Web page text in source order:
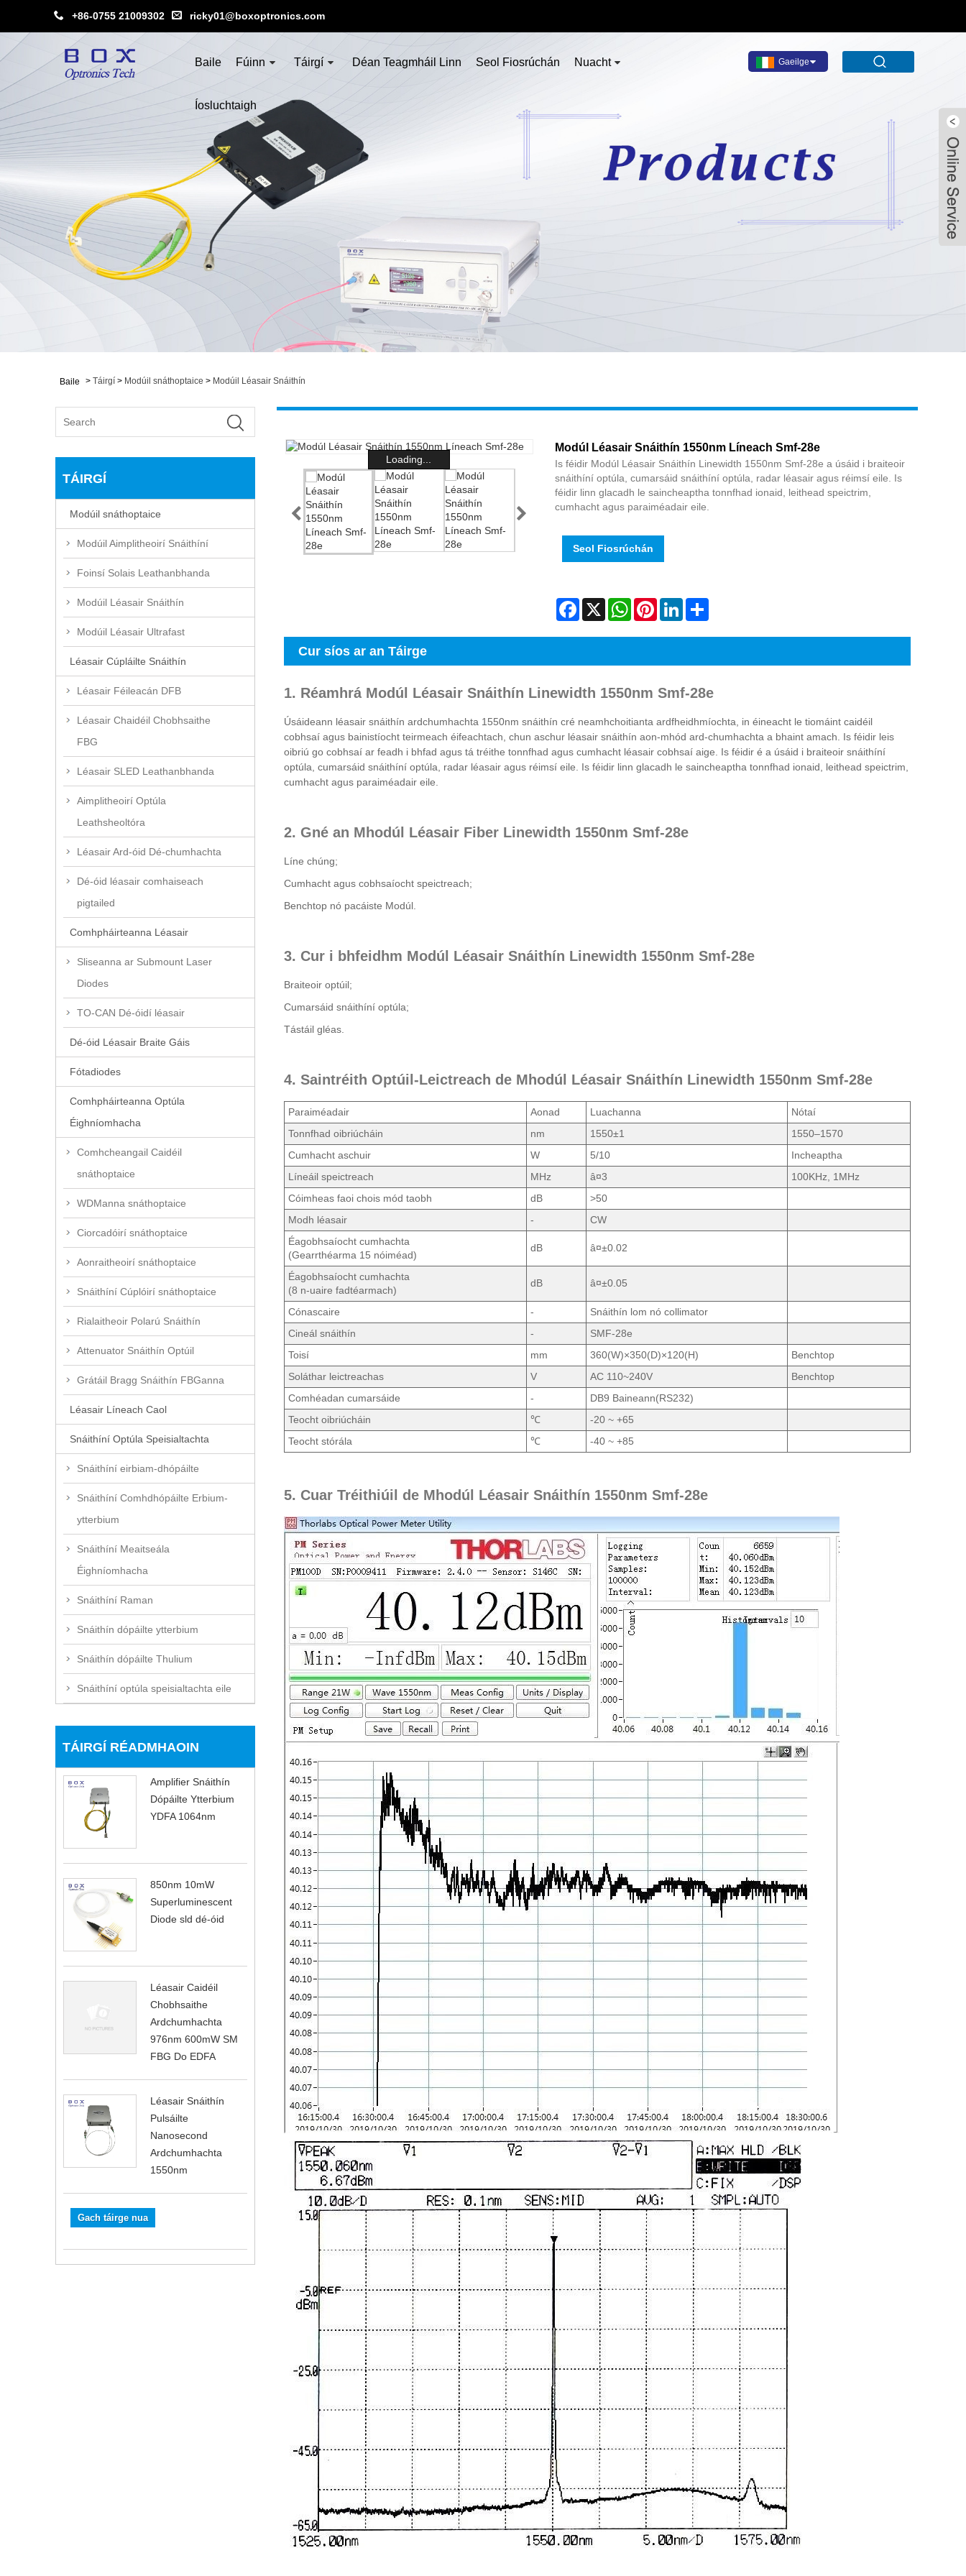
+86-0755 21009302 ricky01@boxoptronics.com
Gaeilge
Baile Fúinn Táirgí Déan Teagmháil Linn Seol Fiosrúchán Nuacht
Íosluchtaigh
Baile > Táirgí > Modúil snáthoptaice > Modúil Léasair Snáithín
TÁIRGÍ
Modúil snáthoptaice
Modúil Aimplitheoirí Snáithíní
Foinsí Solais Leathanbhanda
Modúil Léasair Snáithín
Modúil Léasair Ultrafast
Léasair Cúpláilte Snáithín
Léasair Féileacán DFB
Léasair Chaidéil Chobhsaithe
FBG
Léasair SLED Leathanbhanda
Aimplitheoirí Optúla
Leathsheoltóra
Léasair Ard-óid Dé-chumhachta
Dé-óid léasair comhaiseach
pigtailed
Comhpháirteanna Léasair
Sliseanna ar Submount Laser
Diodes
TO-CAN Dé-óidí léasair
Dé-óid Léasair Braite Gáis
Fótadiodes
Comhpháirteanna Optúla
Éighníomhacha
Comhcheangail Caidéil
snáthoptaice
WDManna snáthoptaice
Ciorcadóirí snáthoptaice
Aonraitheoirí snáthoptaice
Snáithíní Cúplóirí snáthoptaice
Rialaitheoir Polarú Snáithín
Attenuator Snáithín Optúil
Grátáil Bragg Snáithín FBGanna
Léasair Líneach Caol
Snáithíní Optúla Speisialtachta
Snáithíní eirbiam-dhópáilte
Snáithíní Comhdhópáilte Erbium-
ytterbium
Snáithíní Meaitseála
Éighníomhacha
Snáithíní Raman
Snáithín dópáilte ytterbium
Snáithín dópáilte Thulium
Snáithíní optúla speisialtachta eile
TÁIRGÍ RÉADMHAOIN
Amplifier Snáithín
Dópáilte Ytterbium
YDFA 1064nm
850nm 10mW
Superluminescent
Diode sld dé-óid
Léasair Caidéil
Chobhsaithe
Ardchumhachta
976nm 600mW SM
FBG Do EDFA
Léasair Snáithín
Pulsáilte
Nanosecond
Ardchumhachta
1550nm
Gach táirge nua
Loading...
Modúl Léasair Snáithín 1550nm Líneach Smf-28e
Is féidir Modúl Léasair Snáithín Linewidth 1550nm Smf-28e a úsáid i braiteoir
snáithíní optúla, cumarsáid snáithíní optúla, radar léasair agus réimsí eile. Is
féidir linn glacadh le saincheaptha tonnfhad ionaid, leithead speictrim,
cumhacht agus paraiméadair eile.
Seol Fiosrúchán
Facebook
X WhatsAppPinterestLinkedInShare
Cur síos ar an Táirge
1. Réamhrá Modúl Léasair Snáithín Linewidth 1550nm Smf-28e
Úsáideann léasair snáithín ardchumhachta 1550nm snáithín cré neamhchoitianta ardfheidhmíochta, in éineacht le tiomáint caidéil
cobhsaí agus bainistíocht teirmeach éifeachtach, chun aschur léasair snáithín aon-mhód ard-chumhachta a bhaint amach. Is féidir leis
oibriú go cobhsaí ar feadh i bhfad agus tá tréithe tonnfhad agus cumhacht léasair cobhsaí aige. Is féidir é a úsáid i braiteoir snáithíní
optúla, cumarsáid snáithíní optúla, radar léasair agus réimsí eile. Is féidir linn glacadh le saincheaptha tonnfhad ionaid, leithead speictrim,
cumhacht agus paraiméadair eile.
2. Gné an Mhodúl Léasair Fiber Linewidth 1550nm Smf-28e
Líne chúng;
Cumhacht agus cobhsaíocht speictreach;
Benchtop nó pacáiste Modúl.
3. Cur i bhfeidhm Modúl Léasair Snáithín Linewidth 1550nm Smf-28e
Braiteoir optúil;
Cumarsáid snáithíní optúla;
Tástáil gléas.
4. Saintréith Optúil-Leictreach de Mhodúl Léasair Snáithín Linewidth 1550nm Smf-28e
Paraiméadair Aonad Luachanna
Nótaí
Tonnfhad oibriúcháin
nm 1550±1
1550–1570
Cumhacht aschuir
W 5/10
Incheaptha
Líneáil speictreach
MHz â¤3
100KHz, 1MHz
Cóimheas faoi chois mód taobh
dB
>50
Modh léasair
-
CW
Éagobhsaíocht cumhachta
(Gearrthéarma 15 nóiméad)
dB â¤±0.02
Éagobhsaíocht cumhachta
(8 n-uaire fadtéarmach)
dB â¤±0.05
Cónascaire -
Snáithín lom nó collimator
Cineál snáithín
-
SMF-28e
Toisí
mm 360(W)×350(D)×120(H)
Benchtop
Soláthar leictreachas
V AC 110~240V
Benchtop
Comhéadan cumarsáide
-
DB9 Baineann(RS232)
Teocht oibriúcháin
℃
-20 ~ +65
Teocht stórála
℃ -40 ~ +85
5. Cuar Tréithiúil de Mhodúl Léasair Snáithín 1550nm Smf-28e